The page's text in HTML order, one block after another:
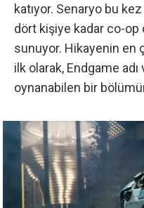
katıyor. Senaryo bu
dört kişiye kadar co-op
sunuyor. Hikayenin en
ilk olarak, Endgame
oynanabilen bir